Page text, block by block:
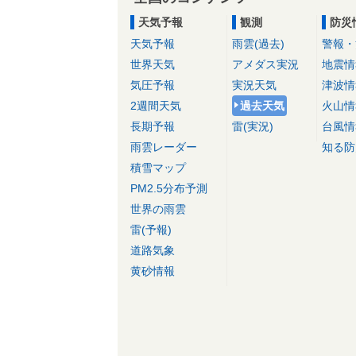
天気予報
天気予報
世界天気
気圧予報
2週間天気
長期予報
雨雲レーダー
積雪マップ
PM2.5分布予測
世界の雨雲
雷(予報)
道路気象
黄砂情報
観測
雨雲(過去)
アメダス実況
実況天気
過去天気
雷(実況)
防災
警報
地震
津波
火山
台風
知る